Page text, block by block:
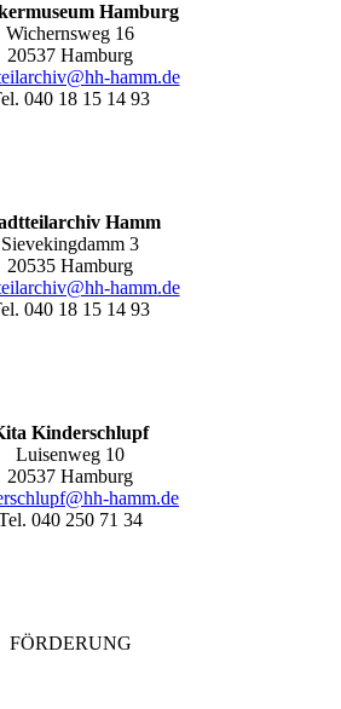
Hamburg
Wichernsweg 16
20537 Hamburg
hamm.de
040 18 15 14 93
Hamm
Sievekingdamm 3
20535 Hamburg
hamm.de
040 18 15 14 93
Kinderschlupf
Luisenweg 10
20537 Hamburg
hamm.de
040 250 71 34
FÖRDERUNG